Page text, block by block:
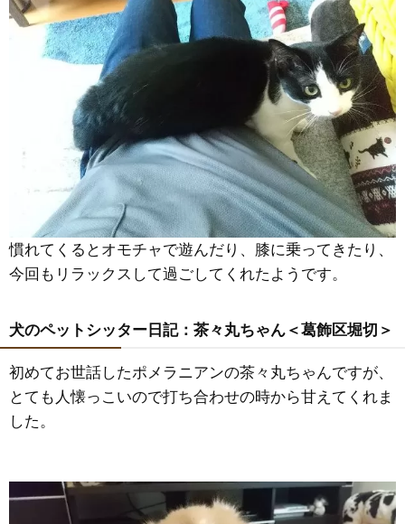
慣れてくるとオモチャで遊んだり、膝に乗ってきたり、
今回もリラックスして過ごしてくれたようです。
犬のペットシッター日記：茶々丸ちゃん＜葛飾区堀切＞
初めてお世話したポメラニアンの茶々丸ちゃんですが、
とても人懐っこいので打ち合わせの時から甘えてくれま
した。